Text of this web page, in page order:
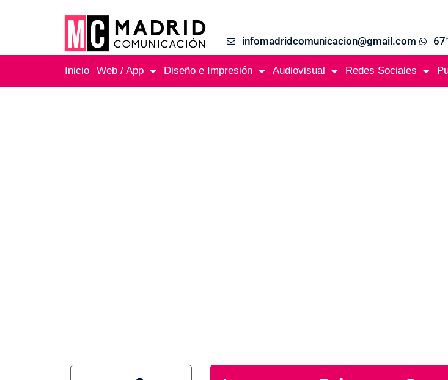
infomadridcomunicacion@gmail.com
Inicio Web / App Diseño e Impresión Audiovisual Redes Sociales